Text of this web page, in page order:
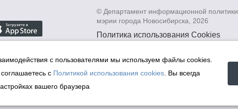
© Департамент информационной политики
мэрии города Новосибирска, 2026
Политика использования Cookies
данных в информационных системах
мэрии города Новосибирска
с пользователями мы используем файлы cookies.
с Политикой использования cookies . Вы всегда
вашего браузера